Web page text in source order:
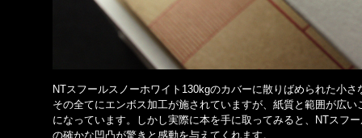
NTスフールスノーホワイト130kgのカバーに散りばめられた小
その全てにエンボス加工が施されていますが、紙質と範囲が広
になっています。しかし実際に本を手に取ってみると、NTスフ
の確かな凹凸が驚きと感動を与えてくれます。